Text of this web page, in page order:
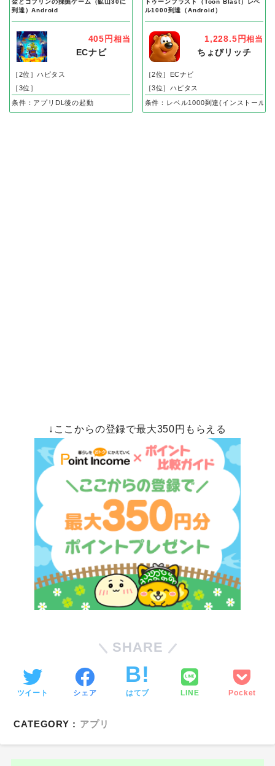
金とゴブリンの採掘ゲーム（鉱山30に
到達）Android
405円 相当
ECナビ
［2位］ハピタス
［3位］
条件：アプリDL後の起動
トゥーンブラスト（Toon Blast）レベ
ル1000到達（Android）
1,228.5円相当
ちょびリッチ
［2位］ECナビ
［3位］ハピタス
条件：レベル1000到達(インストール後
↓ここからの登録で最大350円もらえる
SHARE
ツイート シェア はてブ LINE Pocket
CATEGORY : アプリ